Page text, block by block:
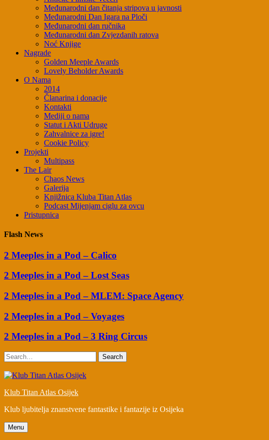
Međunarodni dan čitanja stripova u javnosti
Međunarodni Dan Igara na Ploči
Međunarodni dan ručnika
Međunarodni dan Zvjezdanih ratova
Noć Knjige
Nagrade
Golden Meeple Awards
Lovely Beholder Awards
O Nama
2014
Članarina i donacije
Kontakti
Mediji o nama
Statut i Akti Udruge
Zahvalnice za igre!
Cookie Policy
Projekti
Multipass
The Lair
Chaos News
Galerija
Knjižnica Kluba Titan Atlas
Podcast Mijenjam ciglu za ovcu
Pristupnica
Flash News
2 Meeples in a Pod – Calico
2 Meeples in a Pod – Lost Seas
2 Meeples in a Pod – MLEM: Space Agency
2 Meeples in a Pod – Voyages
2 Meeples in a Pod – 3 Ring Circus
Search
Klub Titan Atlas Osijek
Klub ljubitelja znanstvene fantastike i fantazije iz Osijeka
Menu